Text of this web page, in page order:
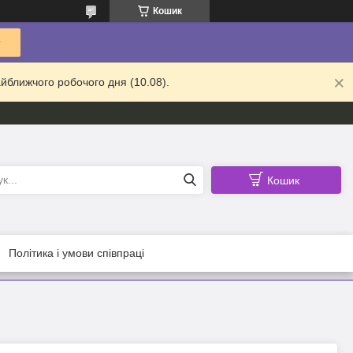
Кошик
робочого дня (10.08).
Кошик
Політика і умови співпраці